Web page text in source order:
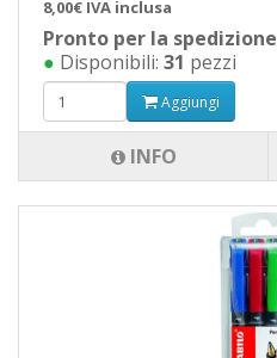
8,00€ IVA inclusa
Pronto per la spedizione
● Disponibili: 31 pezzi
Aggiungi
INFO